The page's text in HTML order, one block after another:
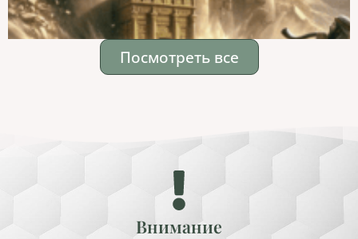
Посмотреть все
Внимание